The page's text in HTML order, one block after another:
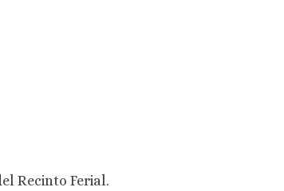
Recinto Ferial.